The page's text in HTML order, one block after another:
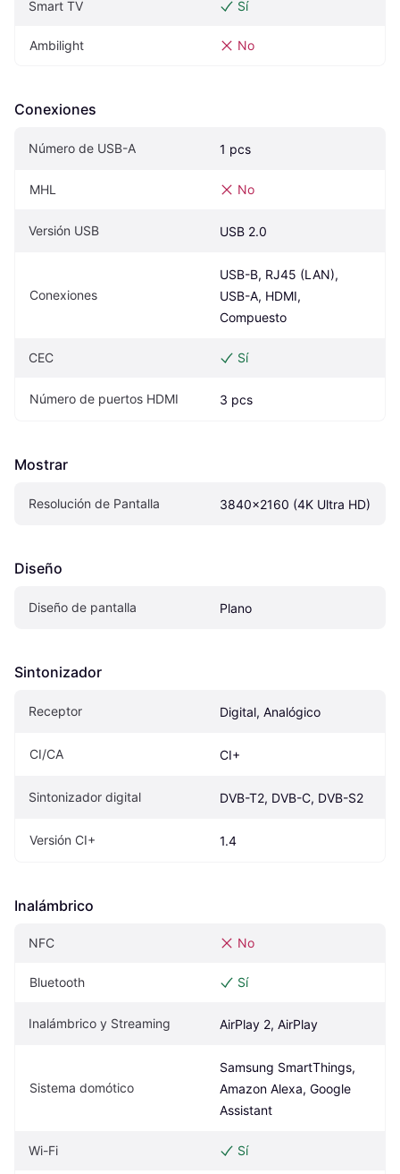
Smart TV Sí
Ambilight No
Conexiones
Número de USB-A 1 pcs
MHL No
Versión USB USB 2.0
Conexiones
USB-B, RJ45 (LAN),
USB-A, HDMI,
Compuesto
CEC Sí
Número de puertos HDMI 3 pcs
Mostrar
Resolución de Pantalla 3840x2160 (4K Ultra HD)
Diseño
Diseño de pantalla Plano
Sintonizador
Receptor Digital, Analógico
CI/CA CI+
Sintonizador digital DVB-T2, DVB-C, DVB-S2
Versión CI+ 1.4
Inalámbrico
NFC No
Bluetooth Sí
Inalámbrico y Streaming AirPlay 2, AirPlay
Sistema domótico
Samsung SmartThings,
Amazon Alexa, Google
Assistant
Wi-Fi Sí